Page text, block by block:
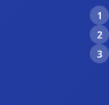
1
2
3